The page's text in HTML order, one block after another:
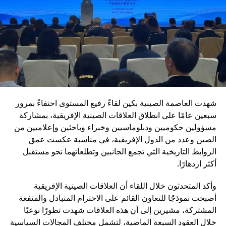
تعزيز القدرات في مجالات الذكاء الاصطناعي والحرب
الإلكترونية
رفع كفاءة التدريب والانضباط العسكري
مكافحة الفساد داخل المؤسسة العسكرية
تعزيز ما تسميه “الولاء المطلق للحزب” داخل القوات
المسلحة
ويأتي هذا التوجه في إطار رؤية طويلة الأمد تهدف إلى جعل
الجيش الصيني في مصاف “الجيوش العالمية من الطراز الأول”.
وفي المقابل، تؤكد القيادة الصينية أنها لا تسعى إلى الهيمنة، بل
إلى تعزيز التنمية المشتركة وبناء نظام دولي أكثر توازناً.
ثورية صغيرة إلى قيادة دولة عظمى. وفي ظل هذا التحول، يبدو
أن الصين ماضية في ربط مستقبلها السياسي بالتحديث الشامل،
الذي يشمل الاقتصاد والتكنولوجيا والدفاع، باعتبارها ركائز
أساسية لمكانتها في القرن الحادي والعشرين.
شهدت العاصمة الصينية بكين لقاءً رفيع المستوى احتفاءً بمرور
سبعين عامًا على انطلاق العلاقات الصينية الإفريقية، بمشاركة
مسؤولين حكوميين ودبلوماسيين وخبراء وباحثين وإعلاميين من
الصين وعدد من الدول الإفريقية، في مناسبة عكست عمق
الروابط التاريخية التي تجمع الجانبين وتطلعاتهما نحو مستقبل
أكثر ازدهارًا.
وأكد المتحدثون خلال اللقاء أن العلاقات الصينية الإفريقية
أصبحت نموذجًا للتعاون القائم على الاحترام المتبادل والمنفعة
المشتركة، مشيرين إلى أن هذه العلاقات شهدت تطورًا نوعيًا
خلال العقود السبعة الماضية، لتشمل مختلف المجالات السياسية